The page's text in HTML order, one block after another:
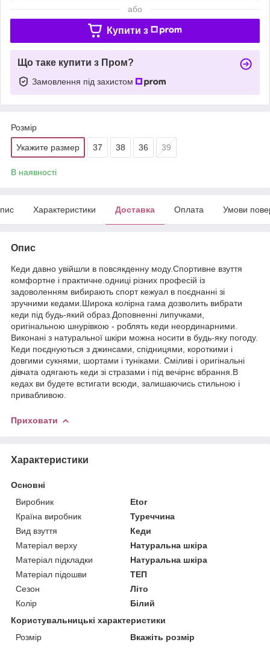
або
Купити з
Що таке купити з Пром?
Замовлення під захистом
Розмір
Укажите размер 37 38 36 39
В наявності
Характеристики Доставка Оплата Умови
Опис
Кеди давно увійшли в повсякденну моду.Спортивне взуття
комфортне і практичне.одниці різних професій із
задоволенням вибирають спорт кежуал в поєднанні зі
зручними кедами.Широка колірна гама дозволить вибрати
кеди під будь-який образ.Доповненні липучками,
оригінальною шнурівкою - роблять кеди неординарними.
Виконані з натуральної шкіри можна носити в будь-яку погоду.
Кеди поєднуються з джинсами, спідницями, короткими і
довгими сукнями, шортами і туніками. Сміливі і оригінальні
дівчата одягають кеди зі стразами і під вечірнє вбрання.В
кедах ви будете встигати всюди, залишаючись стильною і
привабливою.
Приховати
Характеристики
Основні
Виробник
Etor
Країна виробник
Туреччина
Вид взуття
Кеди
Матеріал верху
Натуральна шкіра
Матеріал підкладки
Натуральна шкіра
Матеріал підошви
ТЕП
Сезон
Літо
Колір
Білий
Користувальницькі характеристики
Розмір
Вкажіть розмір